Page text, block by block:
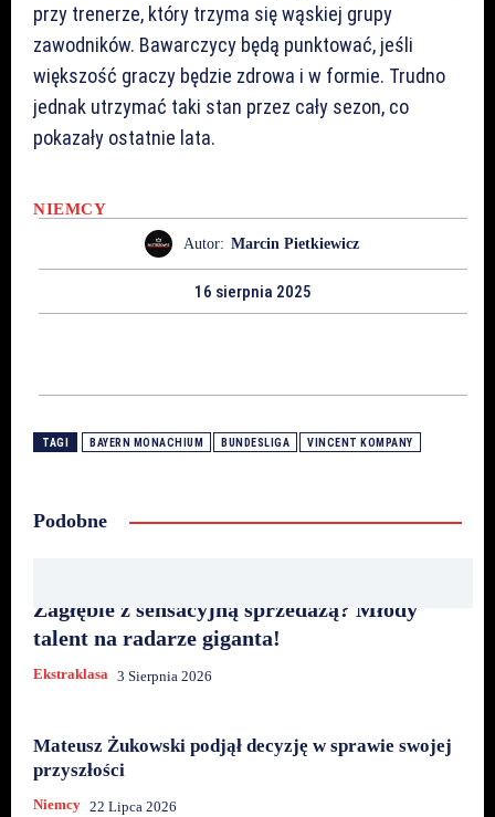
przy trenerze, który trzyma się wąskiej grupy
zawodników. Bawarczycy będą punktować, jeśli
większość graczy będzie zdrowa i w formie. Trudno
jednak utrzymać taki stan przez cały sezon, co
pokazały ostatnie lata.
NIEMCY
Autor: Marcin Pietkiewicz
16 sierpnia 2025
TAGI BAYERN MONACHIUM BUNDESLIGA VINCENT KOMPANY
Podobne
Zagłębie z sensacyjną sprzedażą? Młody
talent na radarze giganta!
Ekstraklasa 3 Sierpnia 2026
Mateusz Żukowski podjął decyzję w sprawie swojej
przyszłości
Niemcy 22 Lipca 2026